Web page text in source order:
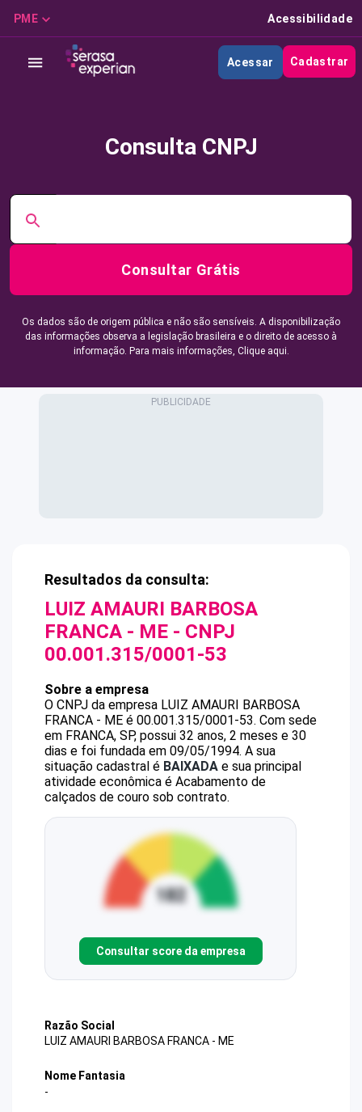
PME Acessibilidade
Acessar Cadastrar
Consulta CNPJ
Consultar Grátis
Os dados são de origem pública e não são sensíveis. A disponibilização
das informações observa a legislação brasileira e o direito de acesso à
informação. Para mais informações, Clique aqui.
Resultados da consulta:
LUIZ AMAURI BARBOSA
FRANCA - ME - CNPJ
00.001.315/0001-53
Sobre a empresa
O CNPJ da empresa LUIZ AMAURI BARBOSA
FRANCA - ME é 00.001.315/0001-53. Com sede
em FRANCA, SP, possui 32 anos, 2 meses e 30
dias e foi fundada em 09/05/1994. A sua
situação cadastral é BAIXADA e sua principal
atividade econômica é Acabamento de
calçados de couro sob contrato.
Consultar score da empresa
Razão Social
LUIZ AMAURI BARBOSA FRANCA - ME
Nome Fantasia
-